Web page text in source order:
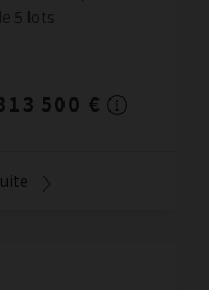
5 lots
500 €